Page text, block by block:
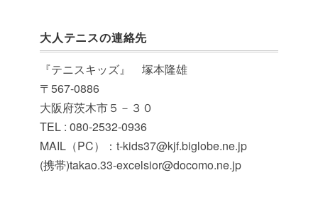
大人テニスの連絡先
『テニスキッズ』 塚本隆雄
〒567-0886
大阪府茨木市５－３０
TEL : 080-2532-0936
MAIL（PC）：t-kids37@kjf.biglobe.ne.jp
(携帯)takao.33-excelsior@docomo.ne.jp